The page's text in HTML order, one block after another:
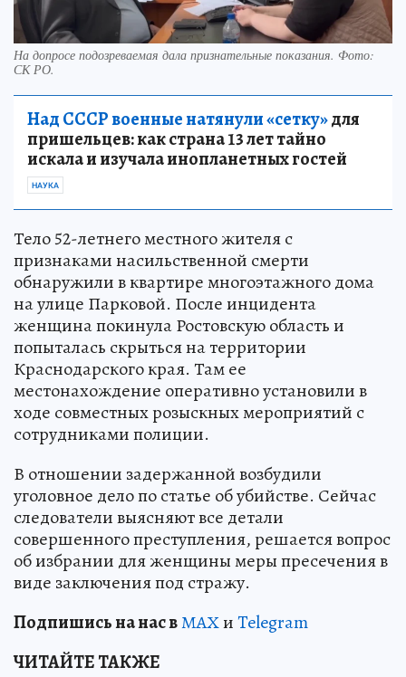
На допросе подозреваемая дала признательные показания. Фото:
СК РО.
Над СССР военные натянули «сетку»для
пришельцев: как страна 13 лет тайно
искала и изучала инопланетных гостей
НАУКА
Тело 52-летнего местного жителя с
признаками насильственной смерти
обнаружили в квартире многоэтажного дома
на улице Парковой. После инцидента
женщина покинула Ростовскую область и
попыталась скрыться на территории
Краснодарского края. Там ее
местонахождение оперативно установили в
ходе совместных розыскных мероприятий с
сотрудниками полиции.
В отношении задержанной возбудили
уголовное дело по статье об убийстве. Сейчас
следователи выясняют все детали
совершенного преступления, решается вопрос
об избрании для женщины меры пресечения в
виде заключения под стражу.
Подпишись на нас вМАХиTelegram
ЧИТАЙТЕ ТАКЖЕ